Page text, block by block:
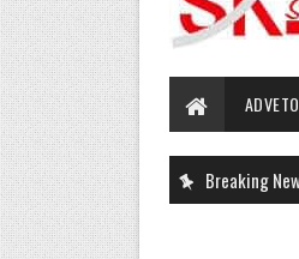
Breaking